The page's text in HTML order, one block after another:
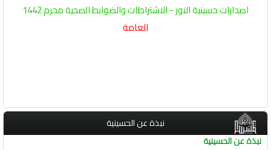
اصدارات حسينية النور - الاشتراطات والضوابط الصحية محرم 1442
العامة
نبذة عن الحسينية
نبذة عن الحسينية